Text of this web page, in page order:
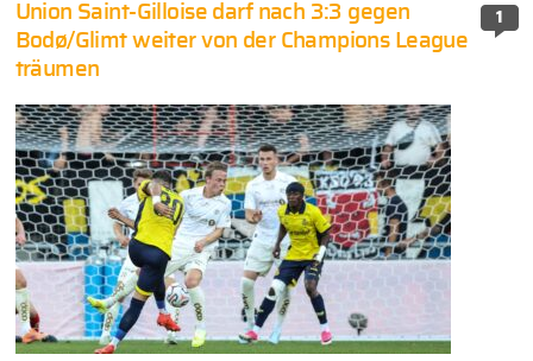
1
Union Saint-Gilloise darf nach 3:3 gegen
Bodø/Glimt weiter von der Champions League
träumen